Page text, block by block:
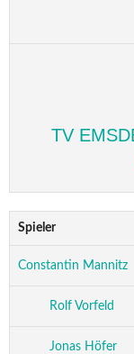
TV
Spieler
Constantin Mannitz
Rolf Vorfeld
Jonas Höfer